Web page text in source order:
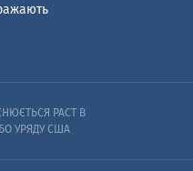
PACT В
УРЯДУ США